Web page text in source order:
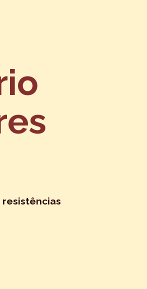
resistências